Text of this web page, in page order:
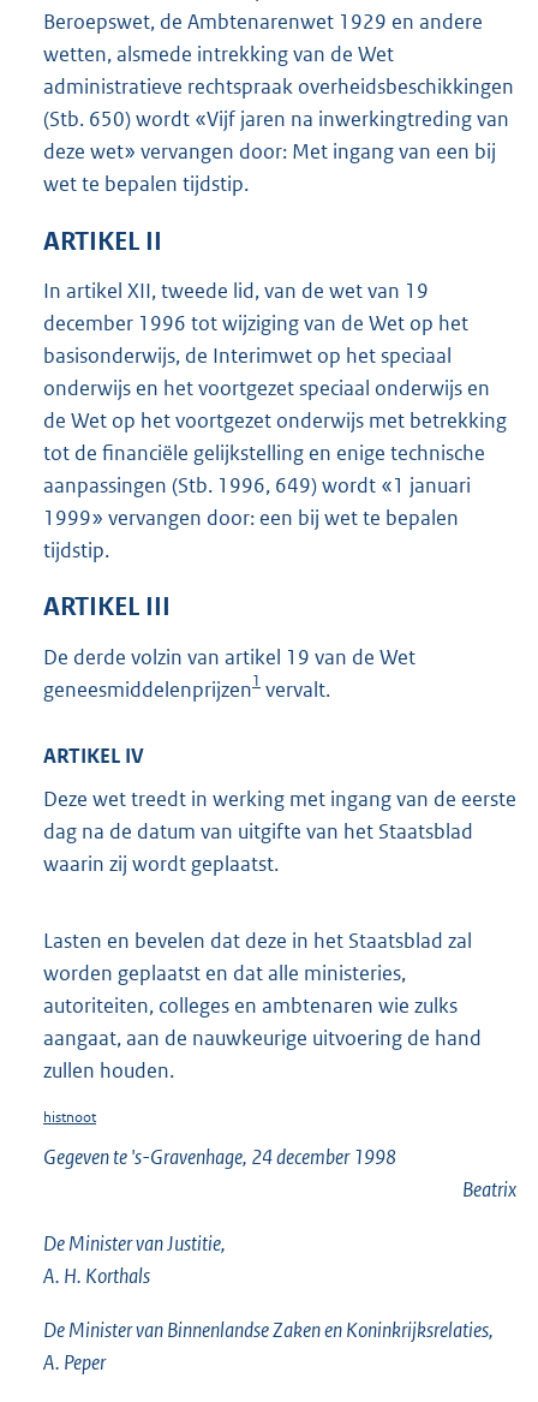
Beroepswet, de Ambtenarenwet 1929 en andere
wetten, alsmede intrekking van de Wet
administratieve rechtspraak overheidsbeschikkingen
(Stb. 650) wordt «Vijf jaren na inwerkingtreding van
deze wet» vervangen door: Met ingang van een bij
wet te bepalen tijdstip.
ARTIKEL II
In artikel XII, tweede lid, van de wet van 19
december 1996 tot wijziging van de Wet op het
basisonderwijs, de Interimwet op het speciaal
onderwijs en het voortgezet speciaal onderwijs en
de Wet op het voortgezet onderwijs met betrekking
tot de financiële gelijkstelling en enige technische
aanpassingen (Stb. 1996, 649) wordt «1 januari
1999» vervangen door: een bij wet te bepalen
tijdstip.
ARTIKEL III
De derde volzin van artikel 19 van de Wet
geneesmiddelenprijzen1 vervalt.
ARTIKEL IV
Deze wet treedt in werking met ingang van de eerste
dag na de datum van uitgifte van het Staatsblad
waarin zij wordt geplaatst.
Lasten en bevelen dat deze in het Staatsblad zal
worden geplaatst en dat alle ministeries,
autoriteiten, colleges en ambtenaren wie zulks
aangaat, aan de nauwkeurige uitvoering de hand
zullen houden.
histnoot
Gegeven te 's-Gravenhage, 24 december 1998
Beatrix
De Minister van Justitie,
A. H. Korthals
De Minister van Binnenlandse Zaken en Koninkrijksrelaties,
A. Peper